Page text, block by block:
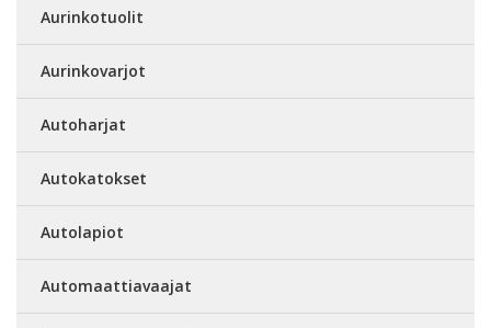
Aurinkotuolit
Aurinkovarjot
Autoharjat
Autokatokset
Autolapiot
Automaattiavaajat